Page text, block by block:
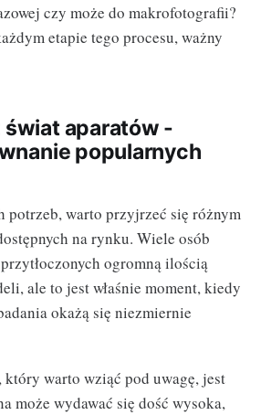
czy może do makrofotografii?
etapie tego procesu, ważny
świat aparatów -
popularnych
potrzeb, warto przyjrzeć się różnym
na rynku. Wiele osób
ogromną ilością
ale to jest właśnie moment, kiedy
okażą się niezmiernie
warto wziąć pod uwagę, jest
może wydawać się dość wysoka,